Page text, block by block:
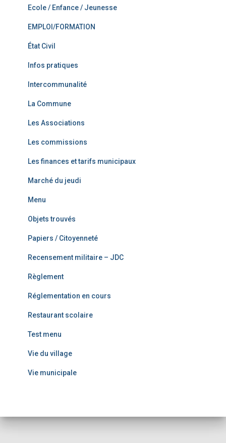
Ecole / Enfance / Jeunesse
EMPLOI/FORMATION
État Civil
Infos pratiques
Intercommunalité
La Commune
Les Associations
Les commissions
Les finances et tarifs municipaux
Marché du jeudi
Menu
Objets trouvés
Papiers / Citoyenneté
Recensement militaire – JDC
Règlement
Réglementation en cours
Restaurant scolaire
Test menu
Vie du village
Vie municipale